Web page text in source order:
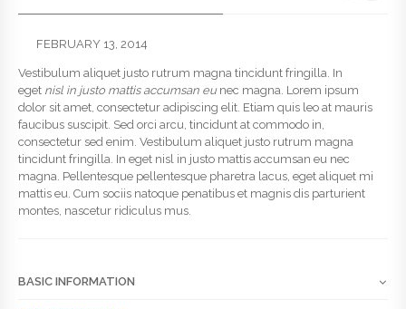
FEBRUARY 13, 2014
Vestibulum aliquet justo rutrum magna tincidunt fringilla. In
eget nisl in justo mattis accumsan eunec magna. Lorem ipsum
dolor sit amet, consectetur adipiscing elit. Etiam quis leo at mauris
faucibus suscipit. Sed orci arcu, tincidunt at commodo in,
consectetur sed enim. Vestibulum aliquet justo rutrum magna
tincidunt fringilla. In eget nisl in justo mattis accumsan eu nec
magna. Pellentesque pellentesque pharetra lacus, eget aliquet mi
mattis eu. Cum sociis natoque penatibus et magnis dis parturient
montes, nascetur ridiculus mus.
BASIC INFORMATION